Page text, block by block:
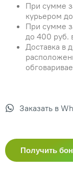
При сумме
курьером
При сумме
до 400 руб.
Доставка в
Заказать в
Получить